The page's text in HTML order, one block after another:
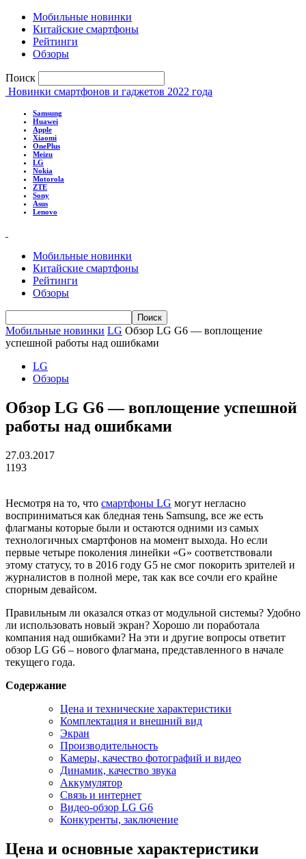
Мобильные новинки
Китайские смартфоны
Рейтинги
Обзоры
Поиск
Новинки смартфонов и гаджетов 2022 года
Samsung
Huawei
Apple
Xiaomi
OnePlus
Meizu
LG
Nokia
Motorola
ZTE
Sony
Asus
Lenovo
Мобильные новинки
Китайские смартфоны
Рейтинги
Обзоры
Мобильные новинки LG Обзор LG G6 — воплощение
успешной работы над ошибками
LG
Обзоры
Обзор LG G6 — воплощение успешной
работы над ошибками
27.03.2017
1193
Несмотря на то, что смартфоны LG могут негласно
восприниматься как бледная тень Samsung, все же есть
флагманы которые были и остаются одними из самых
технологичных смартфонов на момент выхода. Но если
первые четыре поколения линейки «G» соответствовали
этому статусу, то в 2016 году G5 не смог покорить зрителей и
журналистов в полной мере, так как все сочли его крайне
спорным девайсом.
Правильным ли оказался отказ от модульной системы? Удобно
ли использовать новый экран? Хорошо ли поработала
компания над ошибками? На эти и другие вопросы ответит
обзор LG G6 – нового флагмана, представленного в начале
текущего года.
Содержание
Цена и технические характеристики
Комплектация и внешний вид
Экран
Производительность
Камеры, качество фотографий и видео
Динамик, качество звука
Аккумулятор
Связь и интернет
Видео-обзор LG G6
Конкуренты, заключение
Цена и основные характеристики